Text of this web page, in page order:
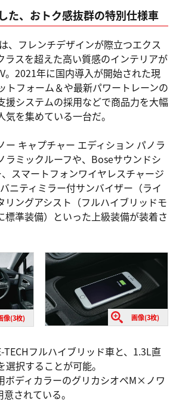
た、おトク感抜群の特別仕様車
、フレンチデザインが際立つエクス
ラスを超えた高い質感のインテリアが
。2021年に国内導入が開始された現
トフォーム＆や最新パワートレーンの
援システムの採用などで商品力を大幅
を集めている一台だ。
ー キャプチャー エディション パノラ
ラミックルーフや、Boseサウンドシ
スマートフォンワイヤレスチャージ
ニティミラー付サンバイザー（ライ
リングアシスト（フルハイブリッドモ
標準装備）といった上級装備が装着さ
像(3枚) 画像(3枚)
TECHフルハイブリッド車と、1.3L直
択することが可能。
ボディカラーのグリカシオペM×ノワ
されている。